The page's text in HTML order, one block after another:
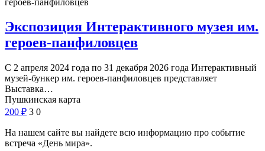
Экспозиция Интерактивного музея им.
героев-панфиловцев
С 2 апреля 2024 года по 31 декабря 2026 года Интерактивный
музей-бункер им. героев-панфиловцев представляет
Выставка…
Пушкинская карта
200 ₽ 3 0
На нашем сайте вы найдете всю информацию про событие
встреча «День мира».